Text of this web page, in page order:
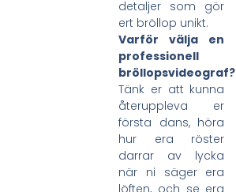
detaljer som gör
ert bröllop unikt.
Varför välja en
professionell
bröllopsvideograf?
Tänk er att kunna
återuppleva er
första dans, höra
hur era röster
darrar av lycka
när ni säger era
löften, och se era